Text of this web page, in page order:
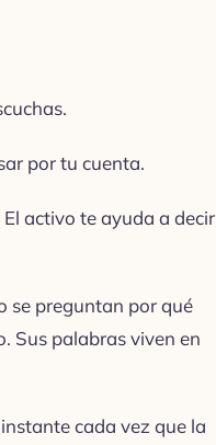
por tu cuenta.
activo te ayuda a decir
se preguntan por qué
Sus palabras viven en
cada vez que la